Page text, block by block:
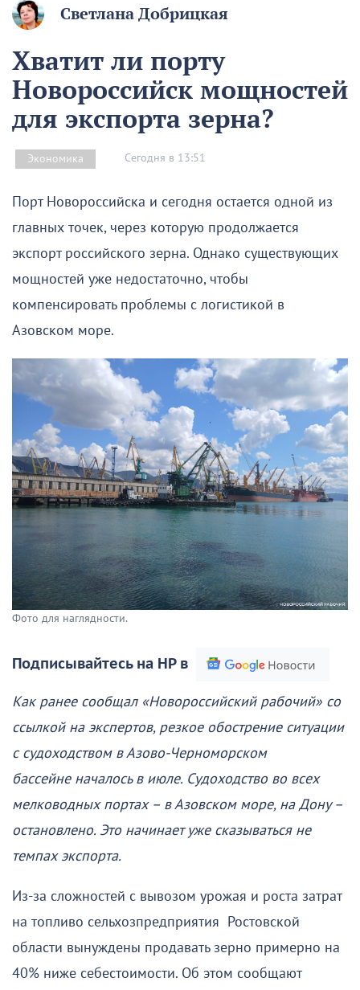
Светлана Добрицкая
Хватит ли порту
Новороссийск мощностей
для экспорта зерна?
Экономика Сегодня в 13:51
Порт Новороссийска и сегодня остается одной из
главных точек, через которую продолжается
экспорт российского зерна. Однако существующих
мощностей уже недостаточно, чтобы
компенсировать проблемы с логистикой в
Азовском море.
Фото для наглядности.
Подписывайтесь на НР в
Как ранее сообщал «Новороссийский рабочий» со
ссылкой на экспертов, резкое обострение ситуации
с судоходством в Азово-Черноморском
бассейне началось в июле. Судоходство во всех
мелководных портах – в Азовском море, на Дону –
остановлено. Это начинает уже сказываться не
темпах экспорта.
Из-за сложностей с вывозом урожая и роста затрат
на топливо сельхозпредприятия Ростовской
области вынуждены продавать зерно примерно на
40% ниже себестоимости. Об этом сообщают